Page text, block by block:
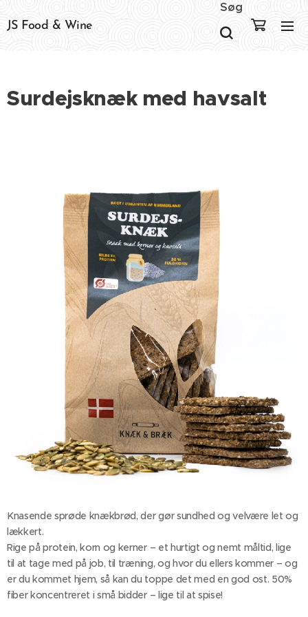
JS Food & Wine
Søg
Surdejsknæk med havsalt
Knasende sprøde knækbrød, der gør sundhed og velvære let og
lækkert.
Rige på protein, korn og kerner – et hurtigt og nemt måltid, lige
til at tage med på job, til træning, og hvor du ellers kommer – og
er du kommet hjem, så kan du toppe det med en god ost. 50%
fiber koncentreret i små bidder – lige til at spise!